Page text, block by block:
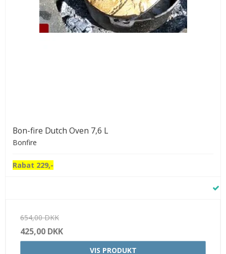
Bon-fire Dutch Oven 7,6 L
Bonfire
Rabat 229,-
654,00 DKK
425,00 DKK
VIS PRODUKT